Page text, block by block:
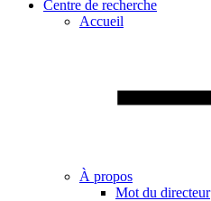
Centre de recherche
Accueil
À propos
Mot du directeur